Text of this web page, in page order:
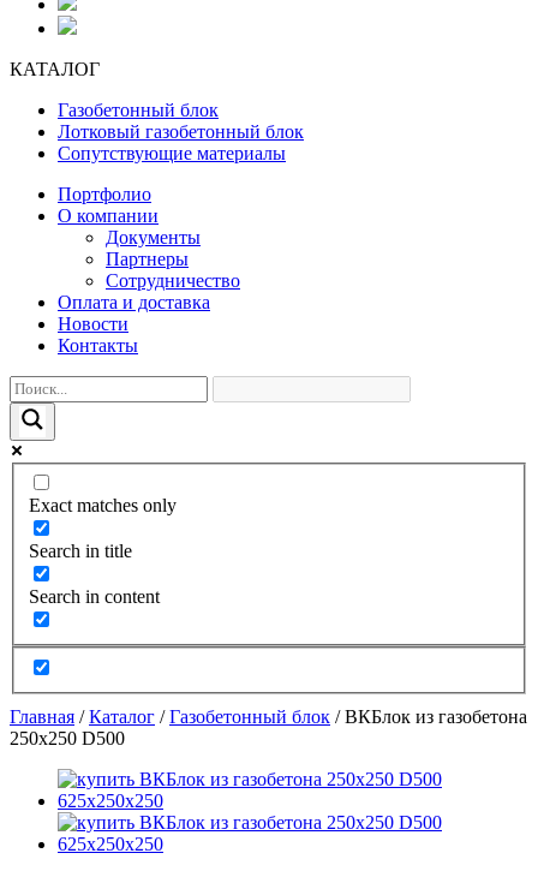
КАТАЛОГ
Газобетонный блок
Лотковый газобетонный блок
Сопутствующие материалы
Портфолио
О компании
Документы
Партнеры
Сотрудничество
Оплата и доставка
Новости
Контакты
Exact matches only
Search in title
Search in content
Главная /Каталог /Газобетонный блок /ВКБлок из газобетона
250х250 D500